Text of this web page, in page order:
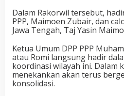
Dalam Rakorwil tersebut,
PPP, Maimoen Zubair, dan
Jawa Tengah, Taj Yasin
Ketua Umum DPP PPP
atau Romi langsung hadir
koordinasi wilayah ini. Dalam
menekankan akan terus
konsolidasi.